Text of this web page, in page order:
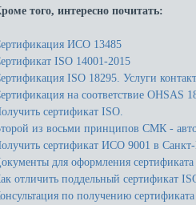
того, интересно почитать:
ИСО 13485
ISO 14001-2015
ISO 18295. Услуги
на соответствие OHSAS
сертификат ISO.
из восьми принципов СМК -
сертификат ИСО 9001 в Санкт-
для оформления сертификата
отличить поддельный сертификат
по получению